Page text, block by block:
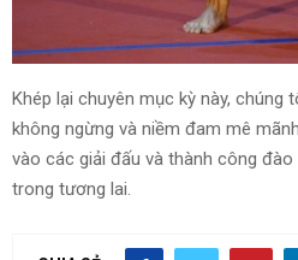
Khép lại chuyên mục kỳ này, chúng
không ngừng và niềm đam mê
vào các giải đấu và thành công
trong tương lai.